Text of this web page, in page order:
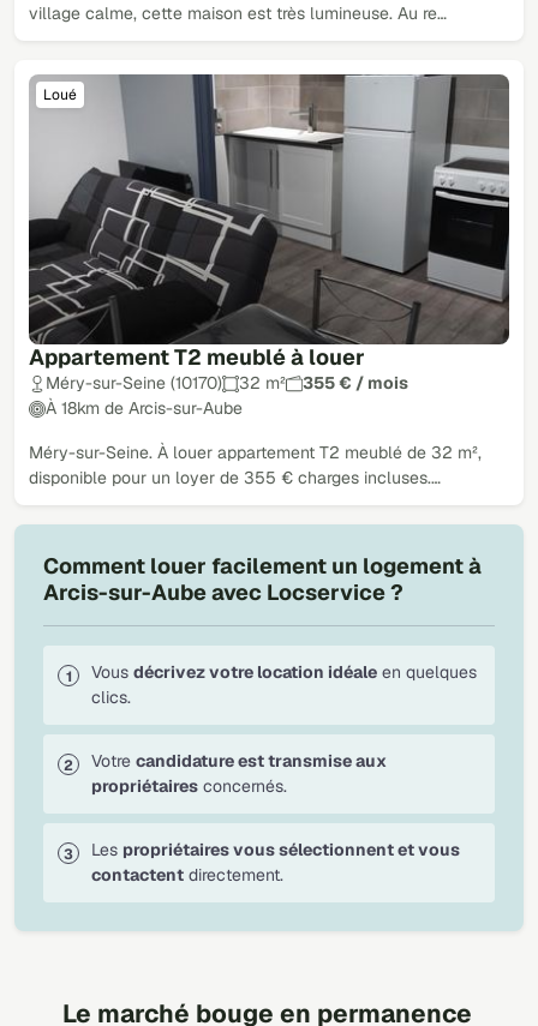
village calme, cette maison est très lumineuse. Au re…
Appartement T2 meublé à louer
Loué
Méry-sur-Seine (10170) 32 m²
355 € / mois
À 18km de Arcis-sur-Aube
Méry-sur-Seine. À louer appartement T2 meublé de 32 m²,
disponible pour un loyer de 355 € charges incluses.…
Comment louer facilement un logement à
Arcis-sur-Aube avec Locservice ?
Vous décrivez votre location idéale en quelques
clics.
Votre candidature est transmise aux
propriétaires concernés.
Les propriétaires vous sélectionnent et vous
contactent directement.
Le marché bouge en permanence